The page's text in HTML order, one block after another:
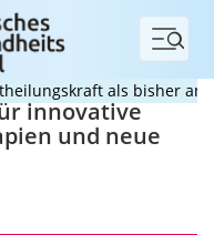
Menü
als bisher
innovative
und neue